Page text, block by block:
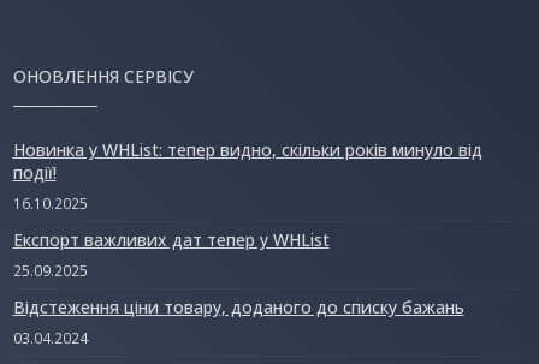
ОНОВЛЕННЯ СЕРВІСУ
Новинка у WHList: тепер видно, скільки років минуло від
події!
16.10.2025
Експорт важливих дат тепер у WHList
25.09.2025
Відстеження ціни товару, доданого до списку бажань
03.04.2024